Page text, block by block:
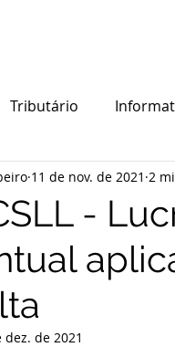
Tributário
Recuperacao
de Pequeno Porte
-
11 de nov. de 2021 2
dez. de 2021